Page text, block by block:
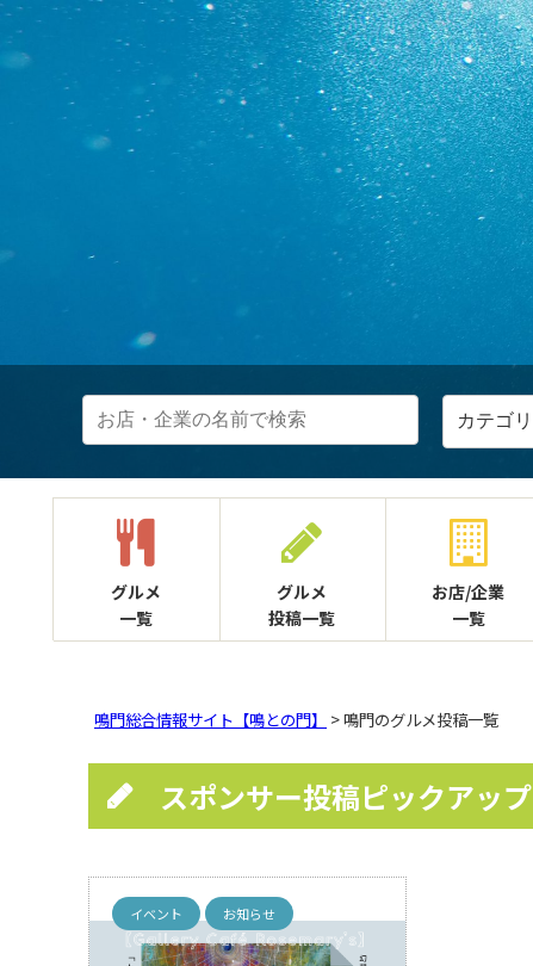
グルメ
一覧
グルメ
投稿一覧
お店/企業
一覧
鳴門総合情報サイト【鳴との門】 > 鳴門のグルメ投稿一覧
スポンサー投稿ピックアップ
イベント お知らせ